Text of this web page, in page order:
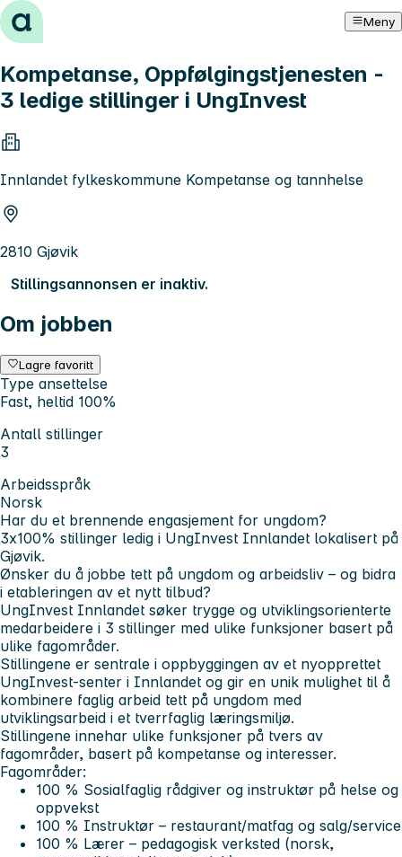
Hopp til innhold Meny
Kompetanse, Oppfølgingstjenesten -
3 ledige stillinger i UngInvest
Innlandet fylkeskommune Kompetanse og tannhelse
2810 Gjøvik
Stillingsannonsen er inaktiv.
Om jobben
Lagre favoritt
Type ansettelse
Fast, heltid 100%
Antall stillinger
3
Arbeidsspråk
Norsk
Har du et brennende engasjement for ungdom?
3x100% stillinger ledig i UngInvest Innlandet lokalisert på
Gjøvik.
Ønsker du å jobbe tett på ungdom og arbeidsliv – og bidra
i etableringen av et nytt tilbud?
UngInvest Innlandet søker trygge og utviklingsorienterte
medarbeidere i 3 stillinger med ulike funksjoner basert på
ulike fagområder.
Stillingene er sentrale i oppbyggingen av et nyopprettet
UngInvest-senter i Innlandet og gir en unik mulighet til å
kombinere faglig arbeid tett på ungdom med
utviklingsarbeid i et tverrfaglig læringsmiljø.
Stillingene innehar ulike funksjoner på tvers av
fagområder, basert på kompetanse og interesser.
Fagområder:
100 % Sosialfaglig rådgiver og instruktør på helse og
oppvekst
100 % Instruktør – restaurant/matfag og salg/service
100 % Lærer – pedagogisk verksted (norsk,